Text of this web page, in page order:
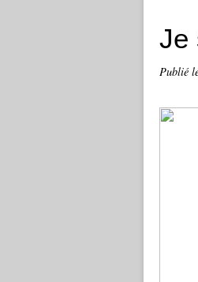
Je
Publié